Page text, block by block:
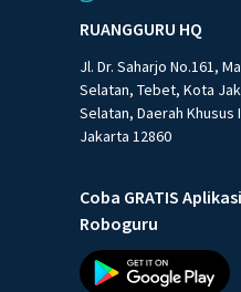
RUANGGURU HQ
Jl. Dr. Saharjo No.161,
Selatan, Tebet, Kota
Selatan, Daerah Khusus
Jakarta 12860
Coba GRATIS Aplikasi
Roboguru